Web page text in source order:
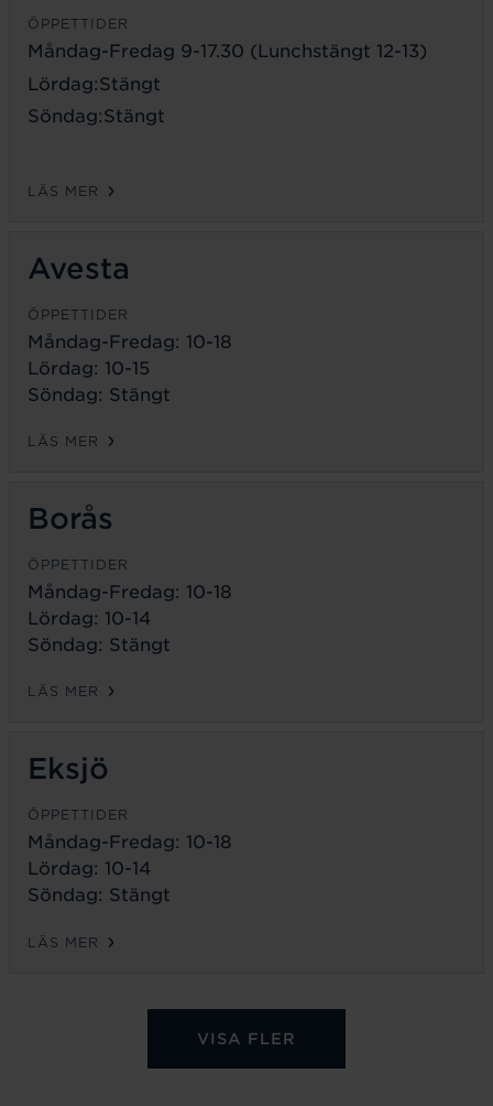
ÖPPETTIDER
Måndag-Fredag 9-17.30 (Lunchstängt 12-13)
Lördag:Stängt
Söndag:Stängt
LÄS MER
Avesta
ÖPPETTIDER
Måndag-Fredag: 10-18
Lördag: 10-15
Söndag: Stängt
LÄS MER
Borås
ÖPPETTIDER
Måndag-Fredag: 10-18
Lördag: 10-14
Söndag: Stängt
LÄS MER
Eksjö
ÖPPETTIDER
Måndag-Fredag: 10-18
Lördag: 10-14
Söndag: Stängt
LÄS MER
VISA FLER